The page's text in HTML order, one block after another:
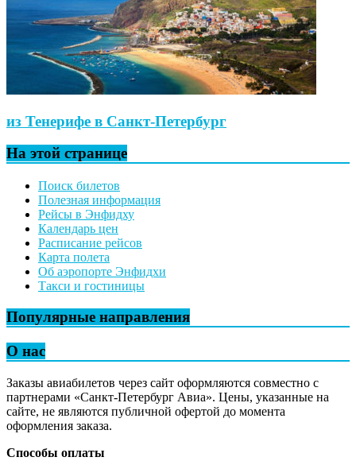
из Тенерифе в Санкт-Петербург
На этой странице
Поиск билетов
Полезная информация
Рейсы в Энфидху
Календарь цен
Расписание рейсов
Карта полета
Об аэропорте Энфидхи
Такси и гостиницы
Популярные направления
О нас
Заказы авиабилетов через сайт оформляются совместно с
партнерами «Санкт-Петербург Авиа». Цены, указанные на
сайте, не являются публичной офертой до момента
оформления заказа.
Способы оплаты